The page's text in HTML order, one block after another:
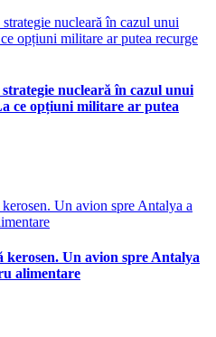
nucleară în cazul unui
ce opțiuni militare ar putea
Un avion spre Antalya
alimentare